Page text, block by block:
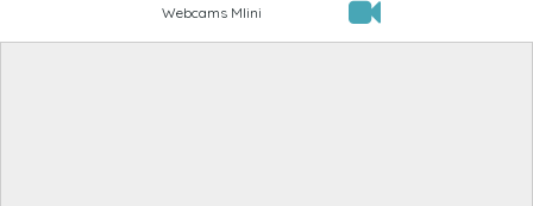
Webcams Mlini